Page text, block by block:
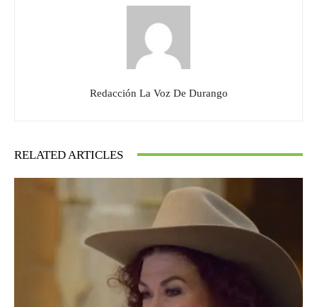
Redacción La Voz De Durango
RELATED ARTICLES